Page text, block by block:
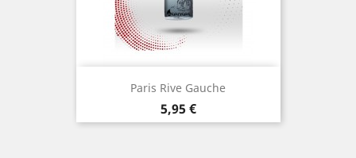
Paris Rive Gauche
Prix
5,95 €